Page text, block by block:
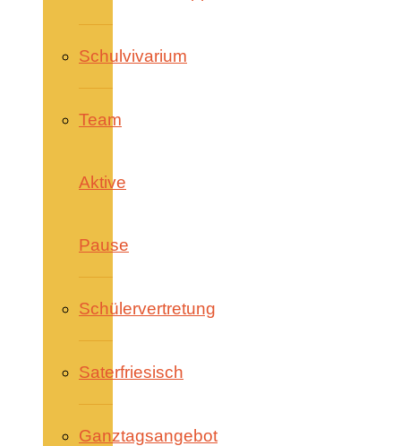
Schulvivarium
Team
Aktive
Pause
Schülervertretung
Saterfriesisch
Ganztagsangebot